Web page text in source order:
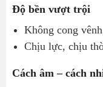
Độ bền vượt trội
Không cong
Chịu lực, chịu
Cách âm – cách